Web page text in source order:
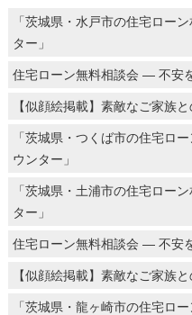
「茨城県・水戸市の住宅ロー
ター」
住宅ローン無料相談会 ― 不安
【似顔絵掲載】素敵なご家族
「茨城県・つくば市の住宅ロ
ウンター」
「茨城県・土浦市の住宅ロー
ター」
住宅ローン無料相談会 ― 不安
【似顔絵掲載】素敵なご家族
「茨城県・龍ヶ崎市の住宅ロ